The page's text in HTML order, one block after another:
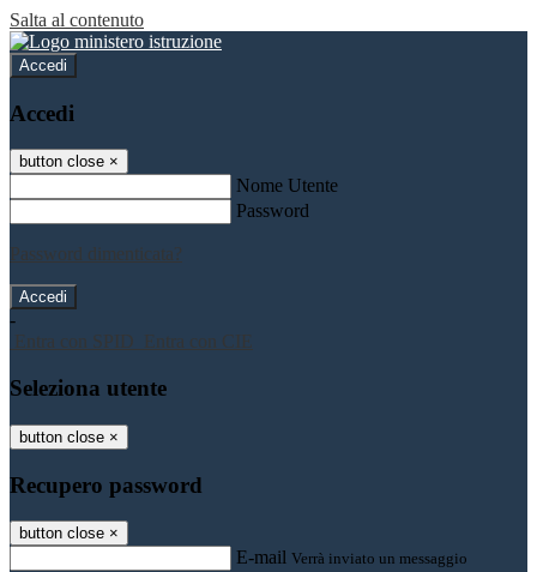
Salta al contenuto
Accedi
Accedi
button close ×
Nome Utente
Password
Password dimenticata?
-
Entra con SPID
Entra con CIE
Seleziona utente
button close ×
Recupero password
button close ×
E-mail Verrà inviato un messaggio